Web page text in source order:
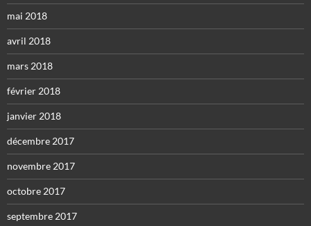
mai 2018
avril 2018
mars 2018
février 2018
janvier 2018
décembre 2017
novembre 2017
octobre 2017
septembre 2017